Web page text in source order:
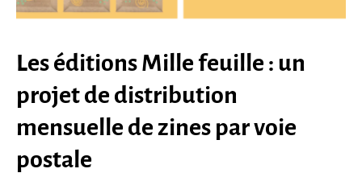
Les éditions Mille feuille : un
projet de distribution
mensuelle de zines par voie
postale